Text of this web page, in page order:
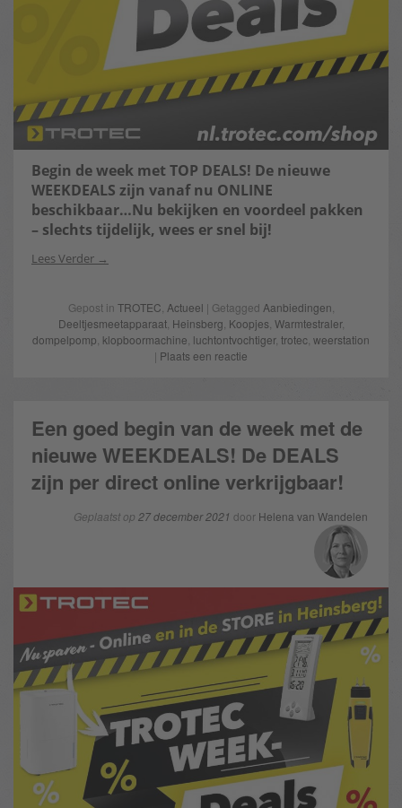
Begin de week met TOP DEALS! De nieuwe
WEEKDEALS zijn vanaf nu ONLINE
beschikbaar…Nu bekijken en voordeel pakken
– slechts tijdelijk, wees er snel bij!
Lees Verder
Gepost in TROTEC Actueel | Getagged Aanbiedingen
Deeltjesmeetapparaat, Heinsberg Koopjes Warmtestraler,
dompelpomp klopboormachine luchtontvochtiger, trotec weerstation
| Plaats een reactie
Een goed begin van de week met de
nieuwe WEEKDEALS! De DEALS
zijn per direct online verkrijgbaar!
Geplaatst op 27 december 2021 door Helena van Wandelen